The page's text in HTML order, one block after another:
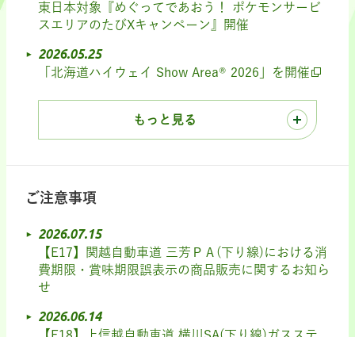
東日本対象『めぐってであおう！ ポケモンサービ
スエリアのたびXキャンペーン』開催
2026.05.25
「北海道ハイウェイ Show Area® 2026」を開催
もっと見る
ご注意事項
2026.07.15
【E17】関越自動車道 三芳ＰＡ(下り線)における消
費期限・賞味期限誤表示の商品販売に関するお知ら
せ
2026.06.14